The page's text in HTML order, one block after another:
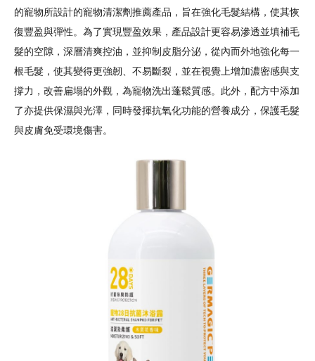
的寵物所設計的寵物清潔劑推薦產品，旨在強化毛髮結構，使其恢
復豐盈與彈性。為了實現豐盈效果，產品設計更容易滲透並填補毛
髮的空隙，深層清爽控油，並抑制皮脂分泌，從內而外地強化每一
根毛髮，使其變得更強韌、不易斷裂，並在視覺上增加濃密感與支
撐力，改善扁塌的外觀，為寵物洗出蓬鬆質感。此外，配方中添加
了亦提供保濕與光澤，同時發揮抗氧化功能的營養成分，保護毛髮
與皮膚免受環境傷害。